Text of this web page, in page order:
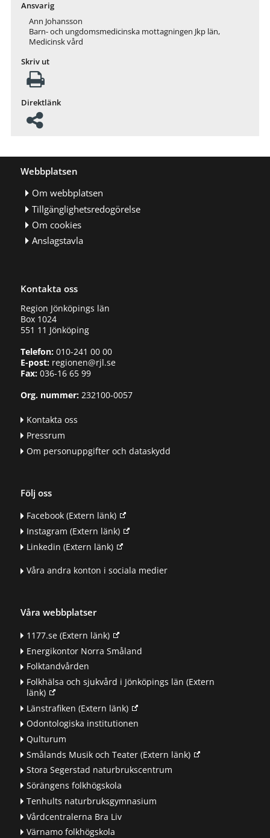
Ansvarig
Ann Johansson
Barn- och ungdomsmedicinska mottagningen Jkp län,
Medicinsk vård
Skriv ut
Direktlänk
Webbplatsen
Om webbplatsen
Tillgänglighetsredogörelse
Om cookies
Anslagstavla
Kontakta oss
Region Jönköpings län
Box 1024
551 11 Jönköping
Telefon:010-241 00 00
E-post:regionen@rjl.se
Fax: 036-16 65 99
Org. nummer:232100-0057
Kontakta oss
Pressrum
Om personuppgifter och dataskydd
Följ oss
Facebook(Extern länk)
Instagram (Extern länk)
Linkedin (Extern länk)
Våra andra konton i sociala medier
Våra webbplatser
1177.se(Extern länk)
Energikontor Norra Småland
Folktandvården
Folkhälsa och sjukvård i Jönköpings län (Extern
länk)
Länstrafiken (Extern länk)
Odontologiska institutionen
Qulturum
Smålands Musik och Teater(Extern länk)
Stora Segerstad naturbrukscentrum
Sörängens folkhögskola
Tenhults naturbruksgymnasium
Vårdcentralerna Bra Liv
Värnamo folkhögskola